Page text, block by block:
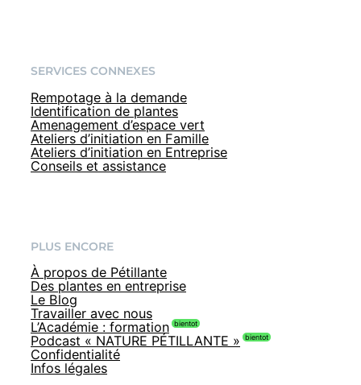
SERVICES CONNEXES
Rempotage à la demande
Identification de plantes
Amenagement d’espace vert
Ateliers d’initiation en Famille
Ateliers d’initiation en Entreprise
Conseils et assistance
PLUS ENCORE
À propos de Pétillante
Des plantes en entreprise
Le Blog
Travailler avec nous
L’Académie : formation
Podcast « NATURE PÉTILLANTE »
Confidentialité
Infos légales